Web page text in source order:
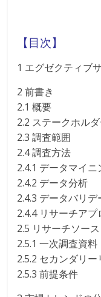
【目次】
1 エグゼクティブ
2 前書き
2.1 概要
2.2 ステークホル
2.3 調査範囲
2.4 調査方法
2.4.1 データマイニ
2.4.2 データ分析
2.4.3 データバリデ
2.4.4 リサーチアプ
2.5 リサーチソース
2.5.1 一次調査資料
2.5.2 セカンダリ
2.5.3 前提条件